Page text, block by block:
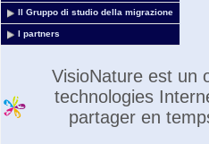
Il Gruppo di studio della migrazione
I partners
VisioNature est un
technologies
partager en